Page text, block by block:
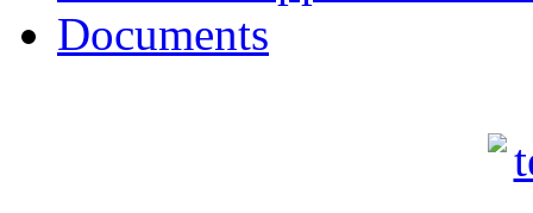
Documents